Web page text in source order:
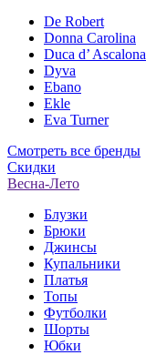
De Robert
Donna Carolina
Duca d’ Ascalona
Dyva
Ebano
Ekle
Eva Turner
Смотреть все бренды
Скидки
Весна-Лето
Блузки
Брюки
Джинсы
Купальники
Платья
Топы
Футболки
Шорты
Юбки